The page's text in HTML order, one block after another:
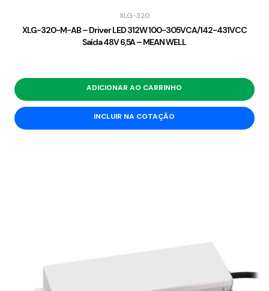
XLG-320
XLG-320-M-AB – Driver LED 312W 100-305VCA/142-431VCC
Saída 48V 6,5A – MEAN WELL
ADICIONAR AO CARRINHO
INCLUIR NA COTAÇÃO